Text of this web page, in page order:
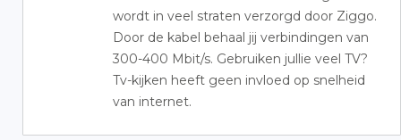
wordt in veel straten verzorgd door Ziggo.
Door de kabel behaal jij verbindingen van
300-400 Mbit/s. Gebruiken jullie veel TV?
Tv-kijken heeft geen invloed op snelheid
van internet.